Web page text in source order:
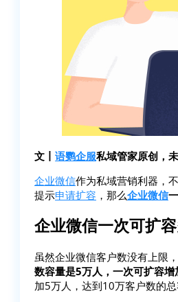
文丨 语鹦企服私域管家原创，
企业微信作为私域营销利器，
提示申请扩容 ，那么企业微信
企业微信一次可扩
虽然企业微信客户数没有上限
数容量是5万人，一次可扩容
加5万人，达到10万客户数的